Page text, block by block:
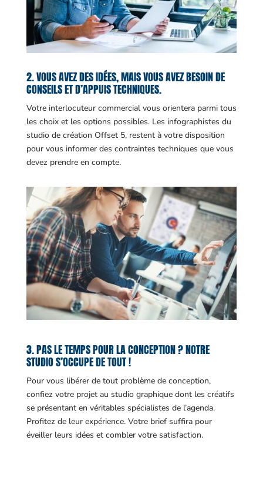
2. VOUS AVEZ DES IDÉES, MAIS VOUS AVEZ BESOIN DE
CONSEILS ET D’APPUIS TECHNIQUES.
Votre interlocuteur commercial vous orientera parmi tous
les choix et les options possibles. Les infographistes du
studio de création Offset 5, restent à votre disposition
pour vous informer des contraintes techniques que vous
devez prendre en compte.
3. PAS LE TEMPS POUR LA CONCEPTION ? NOTRE
STUDIO S’OCCUPE DE TOUT !
Pour vous libérer de tout problème de conception,
confiez votre projet au studio graphique dont les créatifs
se présentant en véritables spécialistes de l’agenda.
Profitez de leur expérience. Votre brief suffira pour
éveiller leurs idées et combler votre satisfaction.